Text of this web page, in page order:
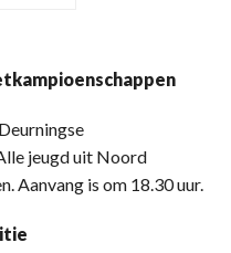
jeugd uit Noord
Aanvang is om 18.30 uur.